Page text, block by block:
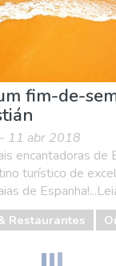
fim-de-
11 abr 2018
encantadoras de
turístico de
de
Restaurantes